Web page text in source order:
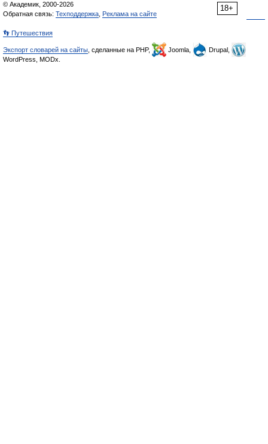
18+
© Академик, 2000-2026
Обратная связь: Техподдержка Реклама на сайте
👣 Путешествия
Экспорт словарей на сайты , сделанные на PHP, Joomla,
Drupal,
WordPress, MODx.